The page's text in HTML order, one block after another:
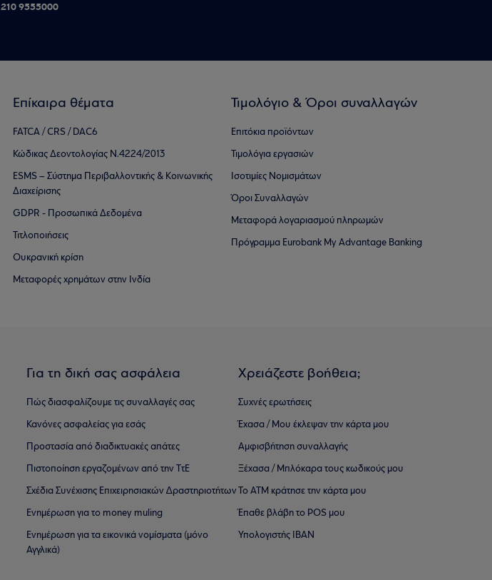
210 9555000
Επίκαιρα θέματα
FATCA / CRS / DAC6
Κώδικας Δεοντολογίας Ν.4224/2013
ESMS – Σύστημα Περιβαλλοντικής & Κοινωνικής
Διαχείρισης
GDPR - Προσωπικά Δεδομένα
Τιτλοποιήσεις
Ουκρανική κρίση
Μεταφορές χρημάτων στην Ινδία
Τιμολόγιο & Όροι συναλλαγών
Επιτόκια προϊόντων
Τιμολόγια εργασιών
Ισοτιμίες Νομισμάτων
Όροι Συναλλαγών
Μεταφορά λογαριασμού πληρωμών
Πρόγραμμα Eurobank My Advantage Banking
Για τη δική σας ασφάλεια
Πώς διασφαλίζουμε τις συναλλαγές σας
Κανόνες ασφαλείας για εσάς
Προστασία από διαδικτυακές απάτες
Πιστοποίηση εργαζομένων από την ΤτΕ
Σχέδια Συνέχισης Επιχειρησιακών ∆ραστηριοτήτων
Ενημέρωση για το money muling
Ενημέρωση για τα εικονικά νομίσματα (μόνο
Αγγλικά)
Χρειάζεστε βοήθεια;
Συχνές ερωτήσεις
Έχασα / Μου έκλεψαν την κάρτα μου
Αμφισβήτηση συναλλαγής
Ξέχασα / Μπλόκαρα τους κωδικούς μου
Το ΑΤΜ κράτησε την κάρτα μου
Έπαθε βλάβη το POS μου
Υπολογιστής IBAN